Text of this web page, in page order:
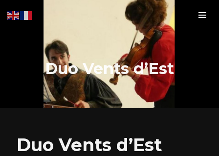
Duo Vents d’Est
Duo Vents d’Est